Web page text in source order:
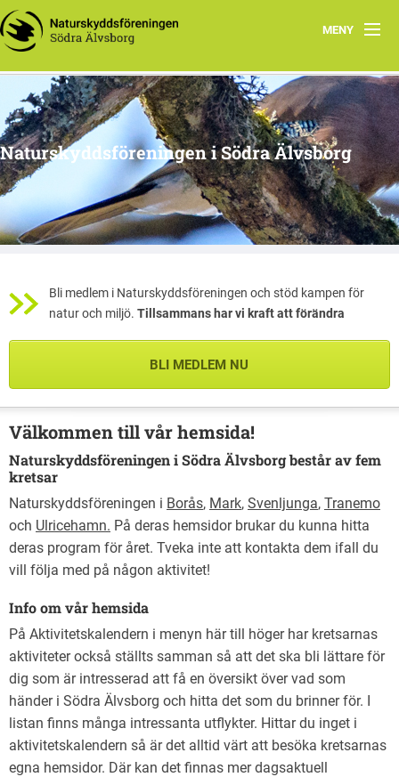
MENY
Hem
Kontakt
Aktiviteter i Södra Älvsborg
Bli aktiv!
Naturskyddsföreningen i Södra Älvsborg
Bli medlem i Naturskyddsföreningen och stöd kampen för
natur och miljö. Tillsammans har vi kraft att förändra
BLI MEDLEM NU
Välkommen till vår hemsida!
Naturskyddsföreningen i Södra Älvsborg består av fem
kretsar
Naturskyddsföreningen i Borås, Mark, Svenljunga, Tranemo
och Ulricehamn. På deras hemsidor brukar du kunna hitta
deras program för året. Tveka inte att kontakta dem ifall du
vill följa med på någon aktivitet!
Info om vår hemsida
På Aktivitetskalendern i menyn här till höger har kretsarnas
aktiviteter också ställts samman så att det ska bli lättare för
dig som är intresserad att få en översikt över vad som
händer i Södra Älvsborg och hitta det som du brinner för. I
listan finns många intressanta utflykter. Hittar du inget i
aktivitetskalendern så är det alltid värt att besöka kretsarnas
egna hemsidor. Där kan det finnas mer dagsaktuell